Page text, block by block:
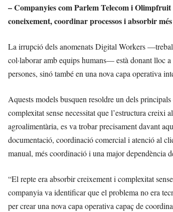
– Companyies com Parlem Telecom i
coneixement, coordinar processos i absorbir
La irrupció dels anomenats Digital Workers
col·laborar amb equips humans— està donant lloc
persones, sinó també en una nova capa operativa
Aquests models busquen resoldre un dels
complexitat sense necessitat que l’estructura
agroalimentària, es va trobar precisament davant
documentació, coordinació comercial i atenció al
manual, més coordinació i una major dependència
“El repte era absorbir creixement i complexitat
companyia va identificar que el problema no era
per crear una nova capa operativa capaç de